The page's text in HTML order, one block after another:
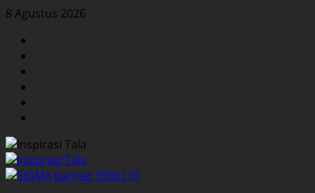
Skip
content
8 Agustus 2026